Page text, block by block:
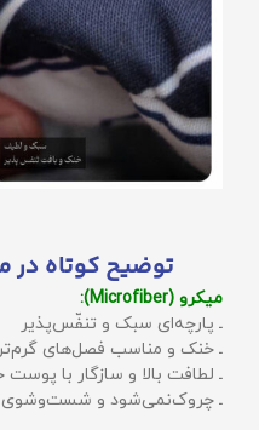
توضیح کوتاه
میکرو (Microfiber):
ـ پارچه‌ای سبک و تنفّس‌پذیر
ـ خنک و مناسب فصل‌های گرم‌تر
ـ لطافت بالا و سازگار با
ـ چروک‌نمی‌شود و شست‌وشوی